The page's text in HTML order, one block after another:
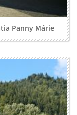
Panny Márie